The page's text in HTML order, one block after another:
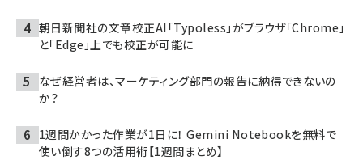
朝日新聞社の文章校正AI「Typoless」がブラウザ「Chrome」
と「Edge」上でも校正が可能に
なぜ経営者は、マーケティング部門の報告に納得できないの
か？
1週間かかった作業が1日に！ Gemini Notebookを無料で
使い倒す8つの活用術【1週間まとめ】